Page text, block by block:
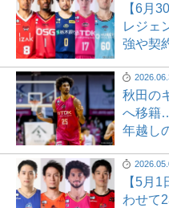
【6月
レジェ
強や契
秋田の
へ移籍
年越し
【5月
わせて